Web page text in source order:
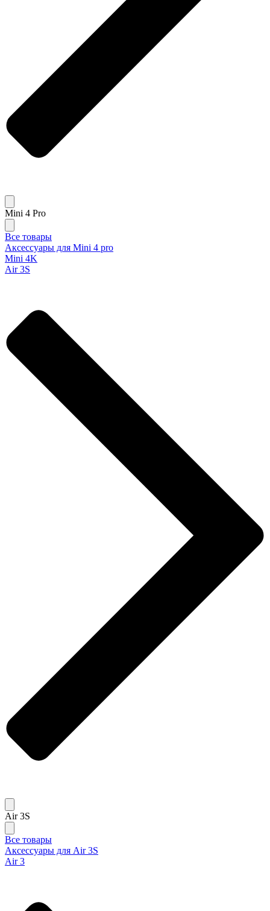
Mini 4 Pro
Все товары
Аксессуары для Mini 4 pro
Mini 4K
Air 3S
Air 3S
Все товары
Аксессуары для Air 3S
Air 3